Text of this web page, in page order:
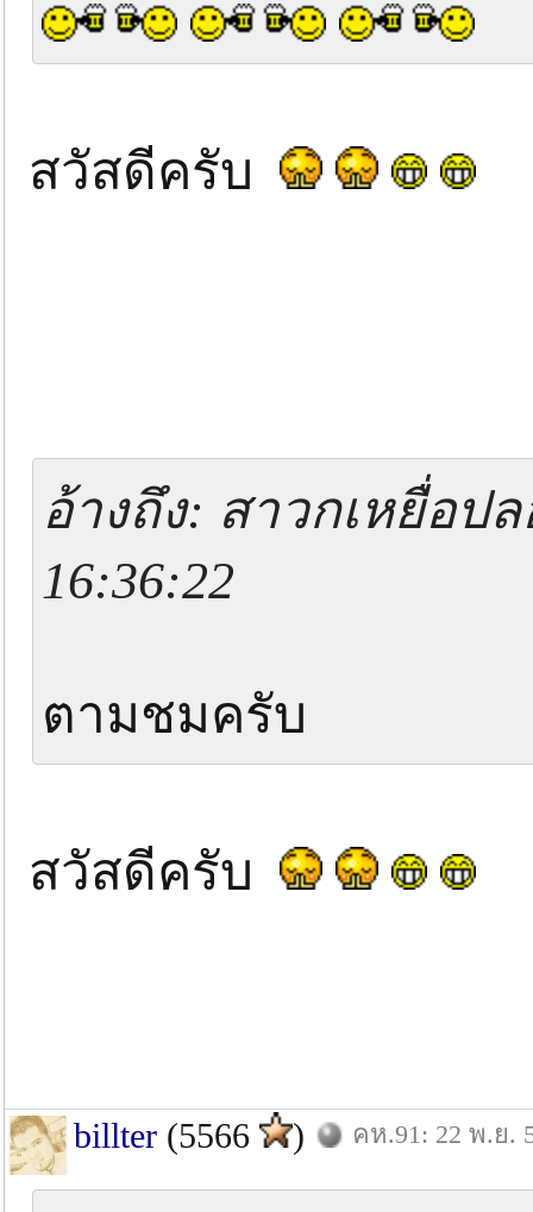
สวัสดีครับ
อ้างถึง: สาวกเหยื่อปล
16:36:22
ตามชมครับ
สวัสดีครับ
billter (5566 ) คห.91: 22 พ.ย.